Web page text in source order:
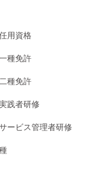
資格
免許
免許
者研修
ス管理者研修